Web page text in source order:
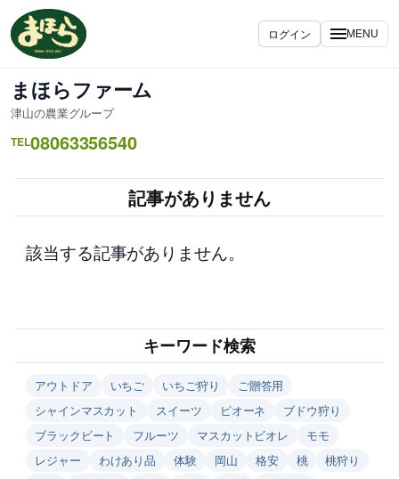
容
を
キ
ッ
プ
ログイン MENU
まほらファーム
津山の農業グループ
TEL08063356540
記事がありません
該当する記事がありません。
キーワード検索
アウトドア いちご いちご狩り
ご贈答用
シャインマスカット
スイーツ ピオーネ
ブドウ狩り
ブラックビート
フルーツ マスカットビオレ
モモ
レジャー
わけあり品 体験 岡山 格安 桃
桃狩り